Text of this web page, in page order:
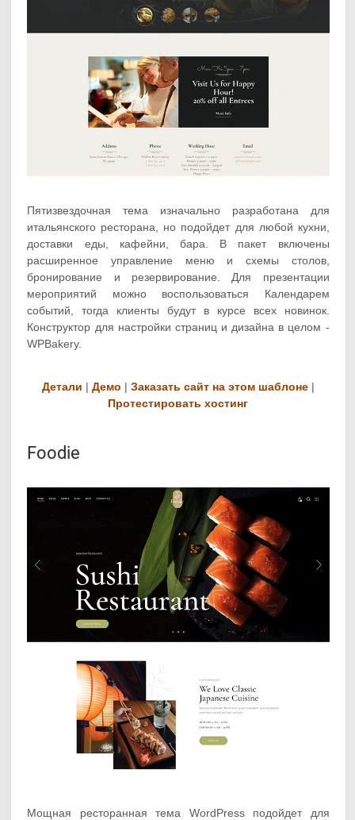
Пятизвездочная тема изначально разработана для
итальянского ресторана, но подойдет для любой кухни,
доставки еды, кафейни, бара. В пакет включены
расширенное управление меню и схемы столов,
бронирование и резервирование. Для презентации
мероприятий можно воспользоваться Календарем
событий, тогда клиенты будут в курсе всех новинок.
Конструктор для настройки страниц и дизайна в целом -
WPBakery.
Детали | Демо | Заказать сайт на этом шаблоне|
Протестировать хостинг
Foodie
Мощная ресторанная тема WordPress подойдет для